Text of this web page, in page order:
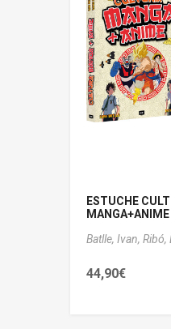
ESTUCHE
Batlle, Ivan, Ribó,
44,90€